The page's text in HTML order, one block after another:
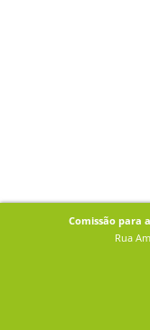
Comissão para
Rua